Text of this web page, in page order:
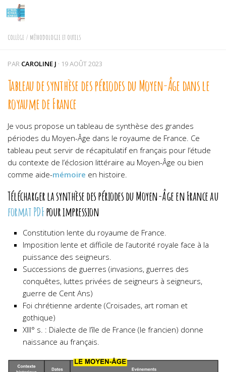
Skip to content
COLLÈGE / MÉTHODOLOGIE ET OUTILS
PAR CAROLINE J · 19 AOÛT 2023
Tableau de synthèse des périodes du Moyen-Âge dans le
royaume de France
Je vous propose un tableau de synthèse des grandes
périodes du Moyen-Âge dans le royaume de France. Ce
tableau peut servir de récapitulatif en français pour l’étude
du contexte de l’éclosion littéraire au Moyen-Âge ou bien
comme aide-mémoire en histoire.
Télécharger lasynthèse des périodes du Moyen-Âge en Franceau
format PDFpour impression
Constitution lente du royaume de France.
Imposition lente et difficile de l’autorité royale face à la
puissance des seigneurs.
Successions de guerres (invasions, guerres des
conquêtes, luttes privées de seigneurs à seigneurs,
guerre de Cent Ans)
Foi chrétienne ardente (Croisades, art roman et
gothique)
XIII° s. : Dialecte de l’île de France (le francien) donne
naissance au français.